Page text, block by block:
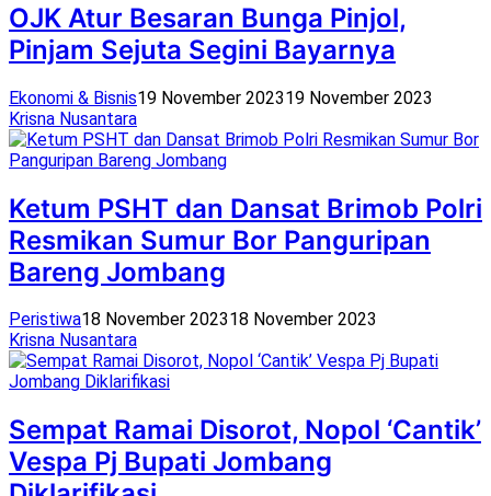
OJK Atur Besaran Bunga Pinjol,
Pinjam Sejuta Segini Bayarnya
Ekonomi & Bisnis19 November 202319 November 2023
Krisna Nusantara
Ketum PSHT dan Dansat Brimob Polri
Resmikan Sumur Bor Panguripan
Bareng Jombang
Peristiwa18 November 202318 November 2023
Krisna Nusantara
Sempat Ramai Disorot, Nopol ‘Cantik’
Vespa Pj Bupati Jombang